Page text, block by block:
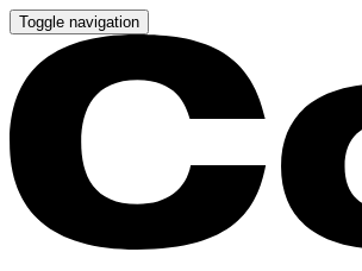
Toggle navigation